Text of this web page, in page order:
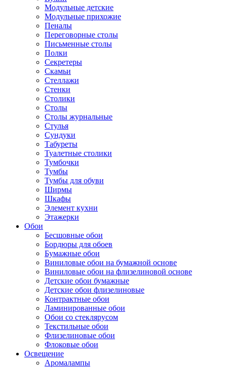
Модульные детские
Модульные прихожие
Пеналы
Переговорные столы
Письменные столы
Полки
Секретеры
Скамьи
Стеллажи
Стенки
Столики
Столы
Столы журнальные
Стулья
Сундуки
Табуреты
Туалетные столики
Тумбочки
Тумбы
Тумбы для обуви
Ширмы
Шкафы
Элемент кухни
Этажерки
Обои
Бесшовные обои
Бордюры для обоев
Бумажные обои
Виниловые обои на бумажной основе
Виниловые обои на флизелиновой основе
Детские обои бумажные
Детские обои флизелиновые
Контрактные обои
Ламинированные обои
Обои со стеклярусом
Текстильные обои
Флизелиновые обои
Флоковые обои
Освещение
Аромалампы